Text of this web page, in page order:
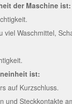
der Maschine ist:
viel Waschmittel,
ist:
auf Kurzschluss.
und Steckkontakte